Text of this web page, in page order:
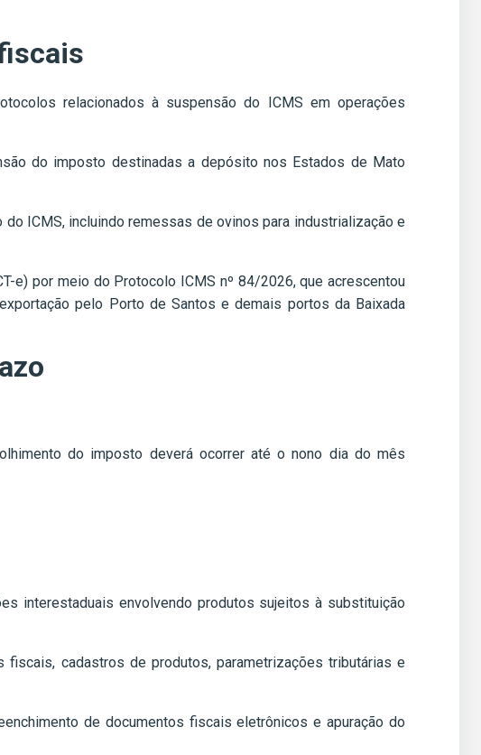
relacionados à suspensão do ICMS em operações
do imposto destinadas a depósito nos Estados de Mato
ICMS, incluindo remessas de ovinos para industrialização e
e) por meio do Protocolo ICMS nº 84/2026, que acrescentou
pelo Porto de Santos e demais portos da Baixada
do imposto deverá ocorrer até o nono dia do mês
interestaduais envolvendo produtos sujeitos à substituição
cadastros de produtos, parametrizações tributárias e
de documentos fiscais eletrônicos e apuração do